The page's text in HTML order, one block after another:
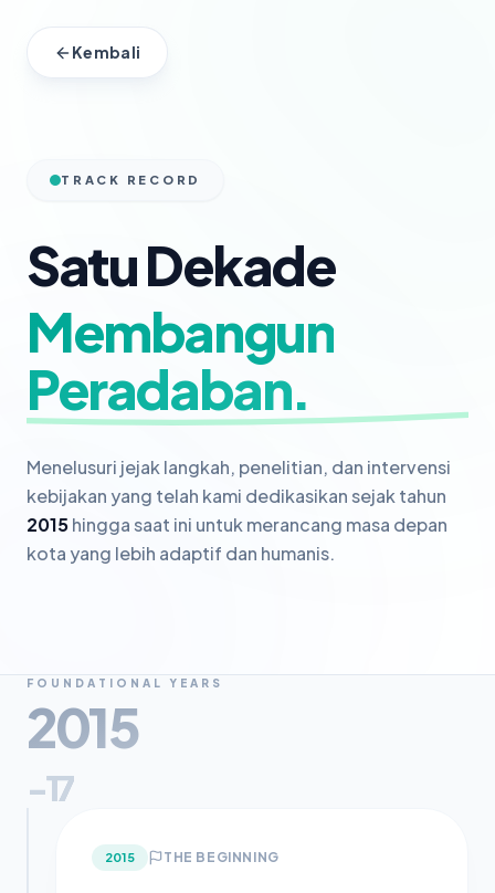
Kembali
TRACK RECORD
Satu Dekade
Membangun
Peradaban.
Menelusuri jejak langkah, penelitian, dan intervensi
kebijakan yang telah kami dedikasikan sejak tahun
2015hingga saat ini untuk merancang masa depan
kota yang lebih adaptif dan humanis.
FOUNDATIONAL YEARS
2015
-17
2015 THE BEGINNING